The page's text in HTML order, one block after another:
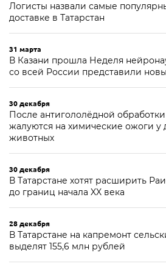
Логисты назвали самые
доставке в Татарстан
31 марта
В Казани прошла Неделя
со всей России представили
30 декабря
После антигололёдной
жалуются на химические ожоги у
животных
30 декабря
В Татарстане хотят расширить
до границ начала XX века
28 декабря
В Татарстане на капремонт
выделят 155,6 млн рублей